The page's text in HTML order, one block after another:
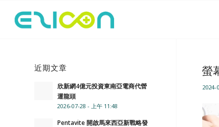
螢
2024-
近期文章
欣新網4億元投資東南亞電商代營
運龍頭
2026-07-28 - 上午 11:48
Pentavite 開啟馬來西亞新戰略發